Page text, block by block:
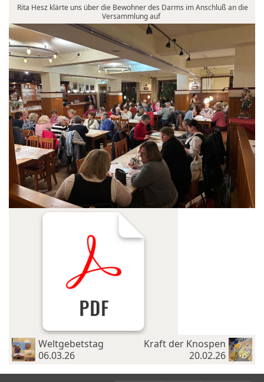
Rita Hesz klärte uns über die Bewohner des Darms im Anschluß an die
Versammlung auf
Weltgebetstag
06.03.26
Kraft der Knospen
20.02.26